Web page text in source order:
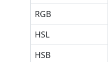
RGB
HSL
HSB